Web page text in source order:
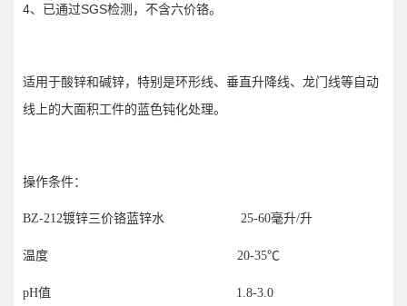
4、已通过SGS检测，不含六价铬。
适用于酸锌和碱锌，特别是环形线、垂直升降线、龙门线等自动
线上的大面积工件的蓝色钝化处理。
操作条件：
BZ-212镀锌三价铬蓝锌水 25-60毫升/升
温度 20-35℃
pH值 1.8-3.0